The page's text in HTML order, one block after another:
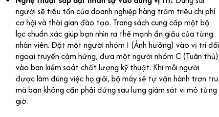
người sẽ tiêu tốn của doanh nghiệp hàng trăm triệu chi phí
cơ hội và thời gian đào tạo. Trang sách cung cấp một bộ
lọc chuẩn xác giúp bạn nhìn ra thế mạnh ẩn giấu của từng
nhân viên. Đặt một người nhóm I (Ảnh hưởng) vào vị trí đối
ngoại truyền cảm hứng, đưa một người nhóm C (Tuân thủ)
vào ban kiểm soát chất lượng kỹ thuật. Khi mỗi người
được làm đúng việc họ giỏi, bộ máy sẽ tự vận hành trơn tru
mà bạn không cần phải đứng sau lưng giám sát vi mô từng
giờ.